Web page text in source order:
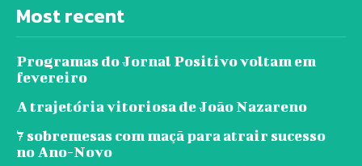
Most recent
Programas do Jornal Positivo voltam em
fevereiro
A trajetória vitoriosa de João Nazareno
7 sobremesas com maçã para atrair sucesso
no Ano-Novo